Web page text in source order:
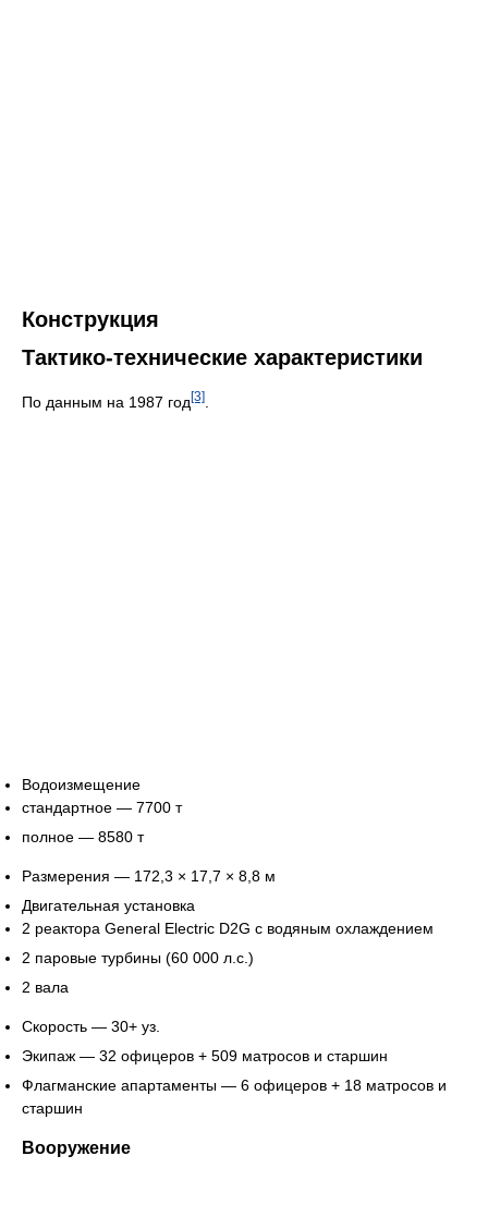
Конструкция
Тактико-технические характеристики
По данным на 1987 год [3]
Водоизмещение
стандартное — 7700 т
полное — 8580 т
Размерения — 172,3 × 17,7 × 8,8 м
Двигательная установка
2 реактора General Electric D2G с водяным охлаждением
2 паровые турбины (60 000 л.с.)
2 вала
Скорость — 30+ уз.
Экипаж — 32 офицеров + 509 матросов и старшин
Флагманские апартаменты — 6 офицеров + 18 матросов и
старшин
Вооружение